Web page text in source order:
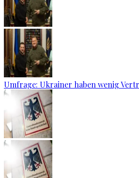
Umfrage: Ukrainer haben wenig